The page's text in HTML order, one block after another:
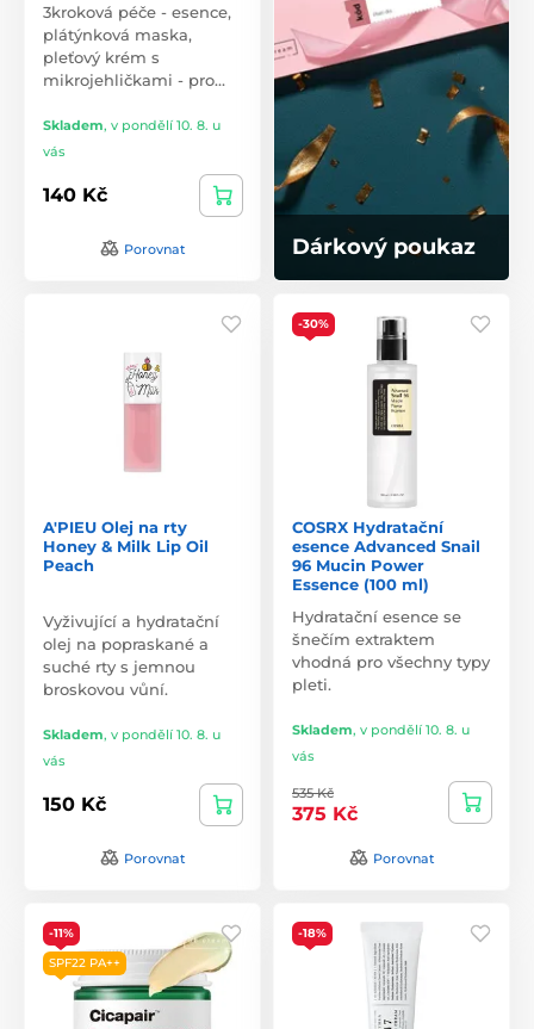
3kroková péče - esence,
plátýnková maska,
pleťový krém s
mikrojehličkami - pro…
Skladem, v pondělí 10. 8. u
vás
140 Kč
Porovnat Dárkový poukaz
A'PIEU Olej na rty
Honey & Milk Lip Oil
Peach
Vyživující a hydratační
olej na popraskané a
suché rty s jemnou
broskovou vůní.
Skladem, v pondělí 10. 8. u
vás
150 Kč
Porovnat
-30%
COSRX Hydratační
esence Advanced Snail
96 Mucin Power
Essence (100 ml)
Hydratační esence se
šnečím extraktem
vhodná pro všechny typy
pleti.
Skladem, v pondělí 10. 8. u
vás
535 Kč
375 Kč
Porovnat
-11%
SPF22 PA++
-18%